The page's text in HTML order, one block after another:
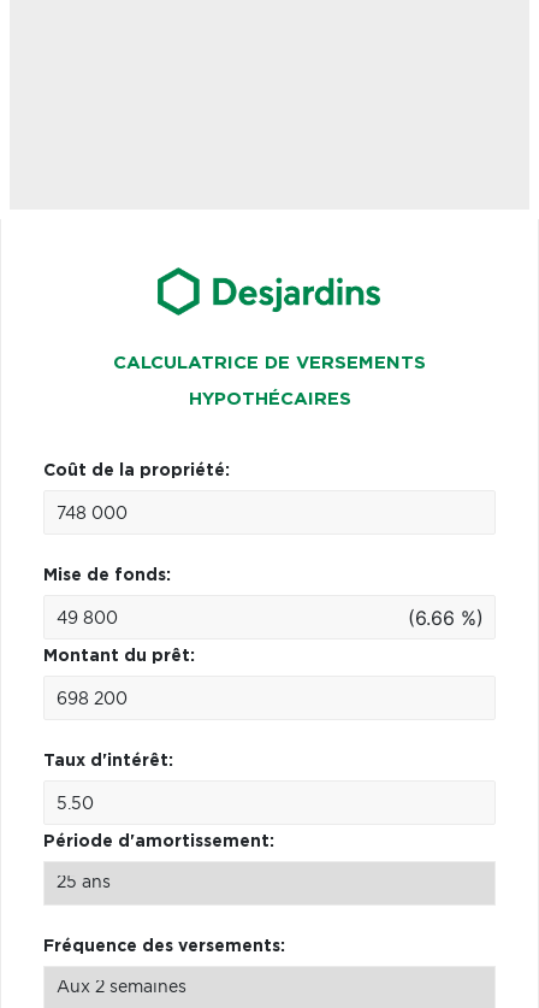
CALCULATRICE DE VERSEMENTS
HYPOTHÉCAIRES
Coût de la propriété:
Mise de fonds:
(6.66 %)
Montant du prêt:
Taux d'intérêt:
Période d'amortissement:
Fréquence des versements: